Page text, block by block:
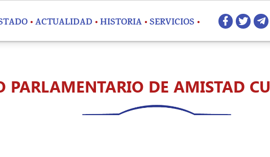
ACTUALIDAD HISTORIA SERVICIOS
PARLAMENTARIO DE AMISTAD